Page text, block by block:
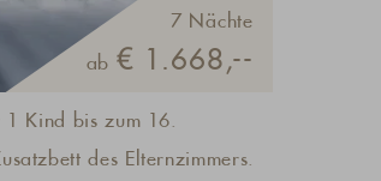
7 Nächte
ab € 1.668,--
Kind bis zum 16.
des Elternzimmers.